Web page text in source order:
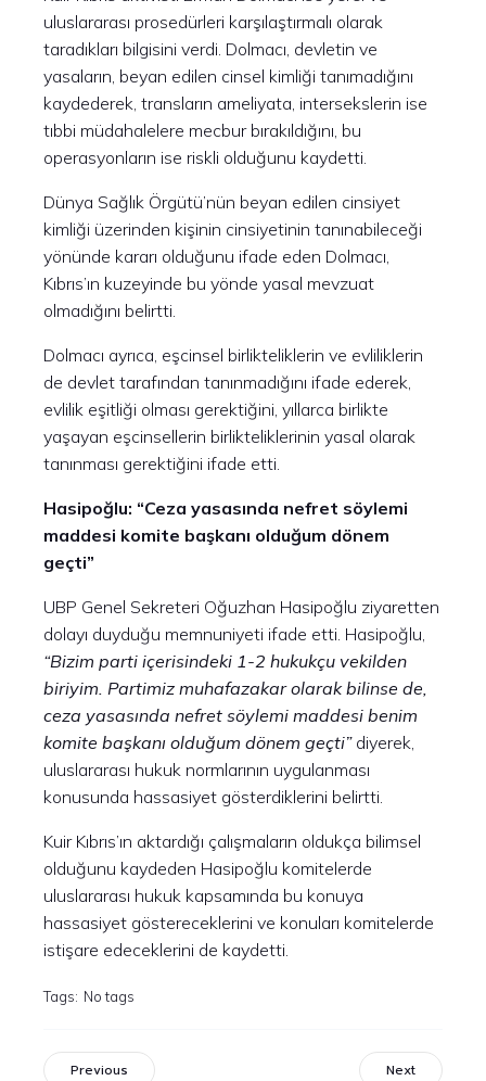
uluslararası prosedürleri karşılaştırmalı olarak
taradıkları bilgisini verdi. Dolmacı, devletin ve
yasaların, beyan edilen cinsel kimliği tanımadığını
kaydederek, transların ameliyata, intersekslerin ise
tıbbi müdahalelere mecbur bırakıldığını, bu
operasyonların ise riskli olduğunu kaydetti.
Dünya Sağlık Örgütü’nün beyan edilen cinsiyet
kimliği üzerinden kişinin cinsiyetinin tanınabileceği
yönünde kararı olduğunu ifade eden Dolmacı,
Kıbrıs’ın kuzeyinde bu yönde yasal mevzuat
olmadığını belirtti.
Dolmacı ayrıca, eşcinsel birlikteliklerin ve evliliklerin
de devlet tarafından tanınmadığını ifade ederek,
evlilik eşitliği olması gerektiğini, yıllarca birlikte
yaşayan eşcinsellerin birlikteliklerinin yasal olarak
tanınması gerektiğini ifade etti.
Hasipoğlu: “Ceza yasasında nefret söylemi
maddesi komite başkanı olduğum dönem
geçti”
UBP Genel Sekreteri Oğuzhan Hasipoğlu ziyaretten
dolayı duyduğu memnuniyeti ifade etti. Hasipoğlu,
“Bizim parti içerisindeki 1-2 hukukçu vekilden
biriyim. Partimiz muhafazakar olarak bilinse de,
ceza yasasında nefret söylemi maddesi benim
komite başkanı olduğum dönem geçti”diyerek,
uluslararası hukuk normlarının uygulanması
konusunda hassasiyet gösterdiklerini belirtti.
Kuir Kıbrıs’ın aktardığı çalışmaların oldukça bilimsel
olduğunu kaydeden Hasipoğlu komitelerde
uluslararası hukuk kapsamında bu konuya
hassasiyet göstereceklerini ve konuları komitelerde
istişare edeceklerini de kaydetti.
Tags: No tags
Previous Next